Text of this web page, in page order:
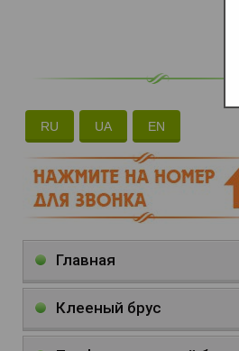
RU UA EN
Главная
Клееный брус